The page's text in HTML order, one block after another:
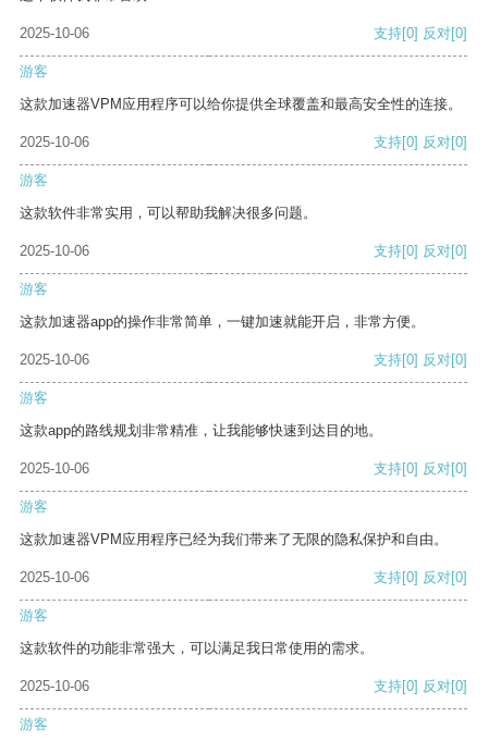
2025-10-06 支持[0] 反对[0]
游客
这款加速器VPM应用程序可以给你提供全球覆盖和最高安全性的连接。
2025-10-06 支持[0] 反对[0]
游客
这款软件非常实用，可以帮助我解决很多问题。
2025-10-06 支持[0] 反对[0]
游客
这款加速器app的操作非常简单，一键加速就能开启，非常方便。
2025-10-06 支持[0] 反对[0]
游客
这款app的路线规划非常精准，让我能够快速到达目的地。
2025-10-06 支持[0] 反对[0]
游客
这款加速器VPM应用程序已经为我们带来了无限的隐私保护和自由。
2025-10-06 支持[0] 反对[0]
游客
这款软件的功能非常强大，可以满足我日常使用的需求。
2025-10-06 支持[0] 反对[0]
游客